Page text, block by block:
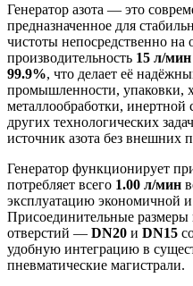
Генератор азота — это
предназначенное для
чистоты непосредственно на
производительность 15 л/мин
99.9%, что делает её
промышленности, упаковки,
металлообработки, инертной
других технологических
источник азота без внешних
Генератор функционирует
потребляет всего 1.00 л/мин
эксплуатацию экономичной
Присоединительные размеры
отверстий — DN20 и DN15
удобную интеграцию в
пневматические магистрали.